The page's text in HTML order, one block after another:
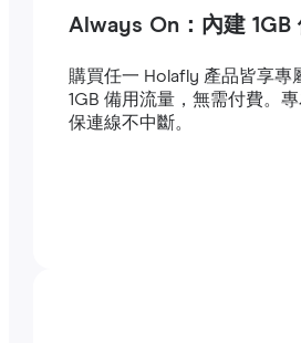
Always On：內建 1GB
購買任一 Holafly 產品皆享專
1GB 備用流量，無需付費。
保連線不中斷。